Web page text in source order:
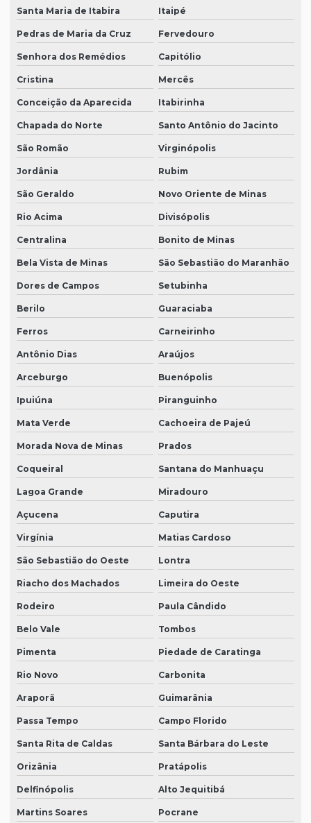
Santa Maria de Itabira Itaipé
Pedras de Maria da Cruz Fervedouro
Senhora dos Remédios Capitólio
Cristina Mercês
Conceição da Aparecida Itabirinha
Chapada do Norte Santo Antônio do Jacinto
São Romão Virginópolis
Jordânia Rubim
São Geraldo Novo Oriente de Minas
Rio Acima Divisópolis
Centralina Bonito de Minas
Bela Vista de Minas São Sebastião do Maranhão
Dores de Campos Setubinha
Berilo Guaraciaba
Ferros Carneirinho
Antônio Dias Araújos
Arceburgo Buenópolis
Ipuiúna Piranguinho
Mata Verde Cachoeira de Pajeú
Morada Nova de Minas Prados
Coqueiral Santana do Manhuaçu
Lagoa Grande Miradouro
Açucena Caputira
Virgínia Matias Cardoso
São Sebastião do Oeste Lontra
Riacho dos Machados Limeira do Oeste
Rodeiro Paula Cândido
Belo Vale Tombos
Pimenta Piedade de Caratinga
Rio Novo Carbonita
Araporã Guimarânia
Passa Tempo Campo Florido
Santa Rita de Caldas Santa Bárbara do Leste
Orizânia Pratápolis
Delfinópolis Alto Jequitibá
Martins Soares Pocrane